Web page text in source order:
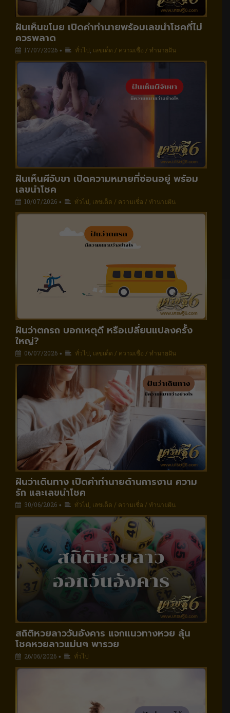
ฝันเห็นขโมย เปิดคำทำนายพร้อมเลขนำโชคที่ไม่
ควรพลาด
17/07/2026 • ทั่วไป, เลขเด็ด / ความเชื่อ / ทำนายฝัน
ฝันเห็นผีจับขา เปิดความหมายที่ซ่อนอยู่ พร้อม
เลขนำโชค
10/07/2026 • ทั่วไป, เลขเด็ด / ความเชื่อ / ทำนายฝัน
ฝันว่าตกรถ บอกเหตุดี หรือเปลี่ยนแปลงครั้ง
ใหญ่?
06/07/2026 • ทั่วไป, เลขเด็ด / ความเชื่อ / ทำนายฝัน
ฝันว่าเดินทาง เปิดคำทำนายด้านการงาน ความ
รัก และเลขนำโชค
30/06/2026 • ทั่วไป, เลขเด็ด / ความเชื่อ / ทำนายฝัน
สถิติหวยลาววันอังคาร แจกแนวทางหวย ลุ้น
โชคหวยลาวแม่นๆ พารวย
26/06/2026 • ทั่วไป